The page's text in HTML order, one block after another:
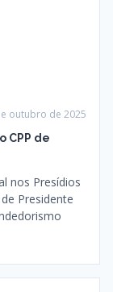
outubro de 2025
CPP de
nos Presídios
Presidente